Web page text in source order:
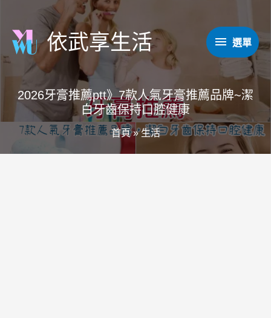
要
依武享生活
選
單
選單
2026牙膏推薦ptt》7款人氣牙膏推薦品牌~潔
白牙齒保持口腔健康
首頁»生活